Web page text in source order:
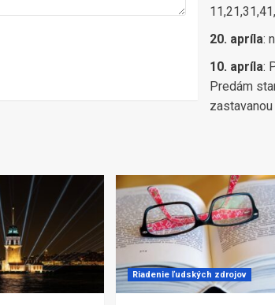
20. apríla:
10. apríla:
Predám
zastavanou
Riadenie ľudských zdrojov